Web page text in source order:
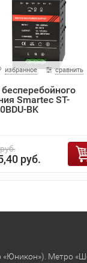
избранное сравнить
Smartec ST-
BK
руб.
«Юникон»). Метро